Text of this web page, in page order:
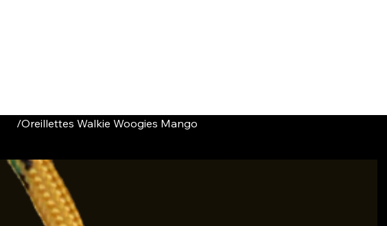
/Oreillettes Walkie Woogies Mango